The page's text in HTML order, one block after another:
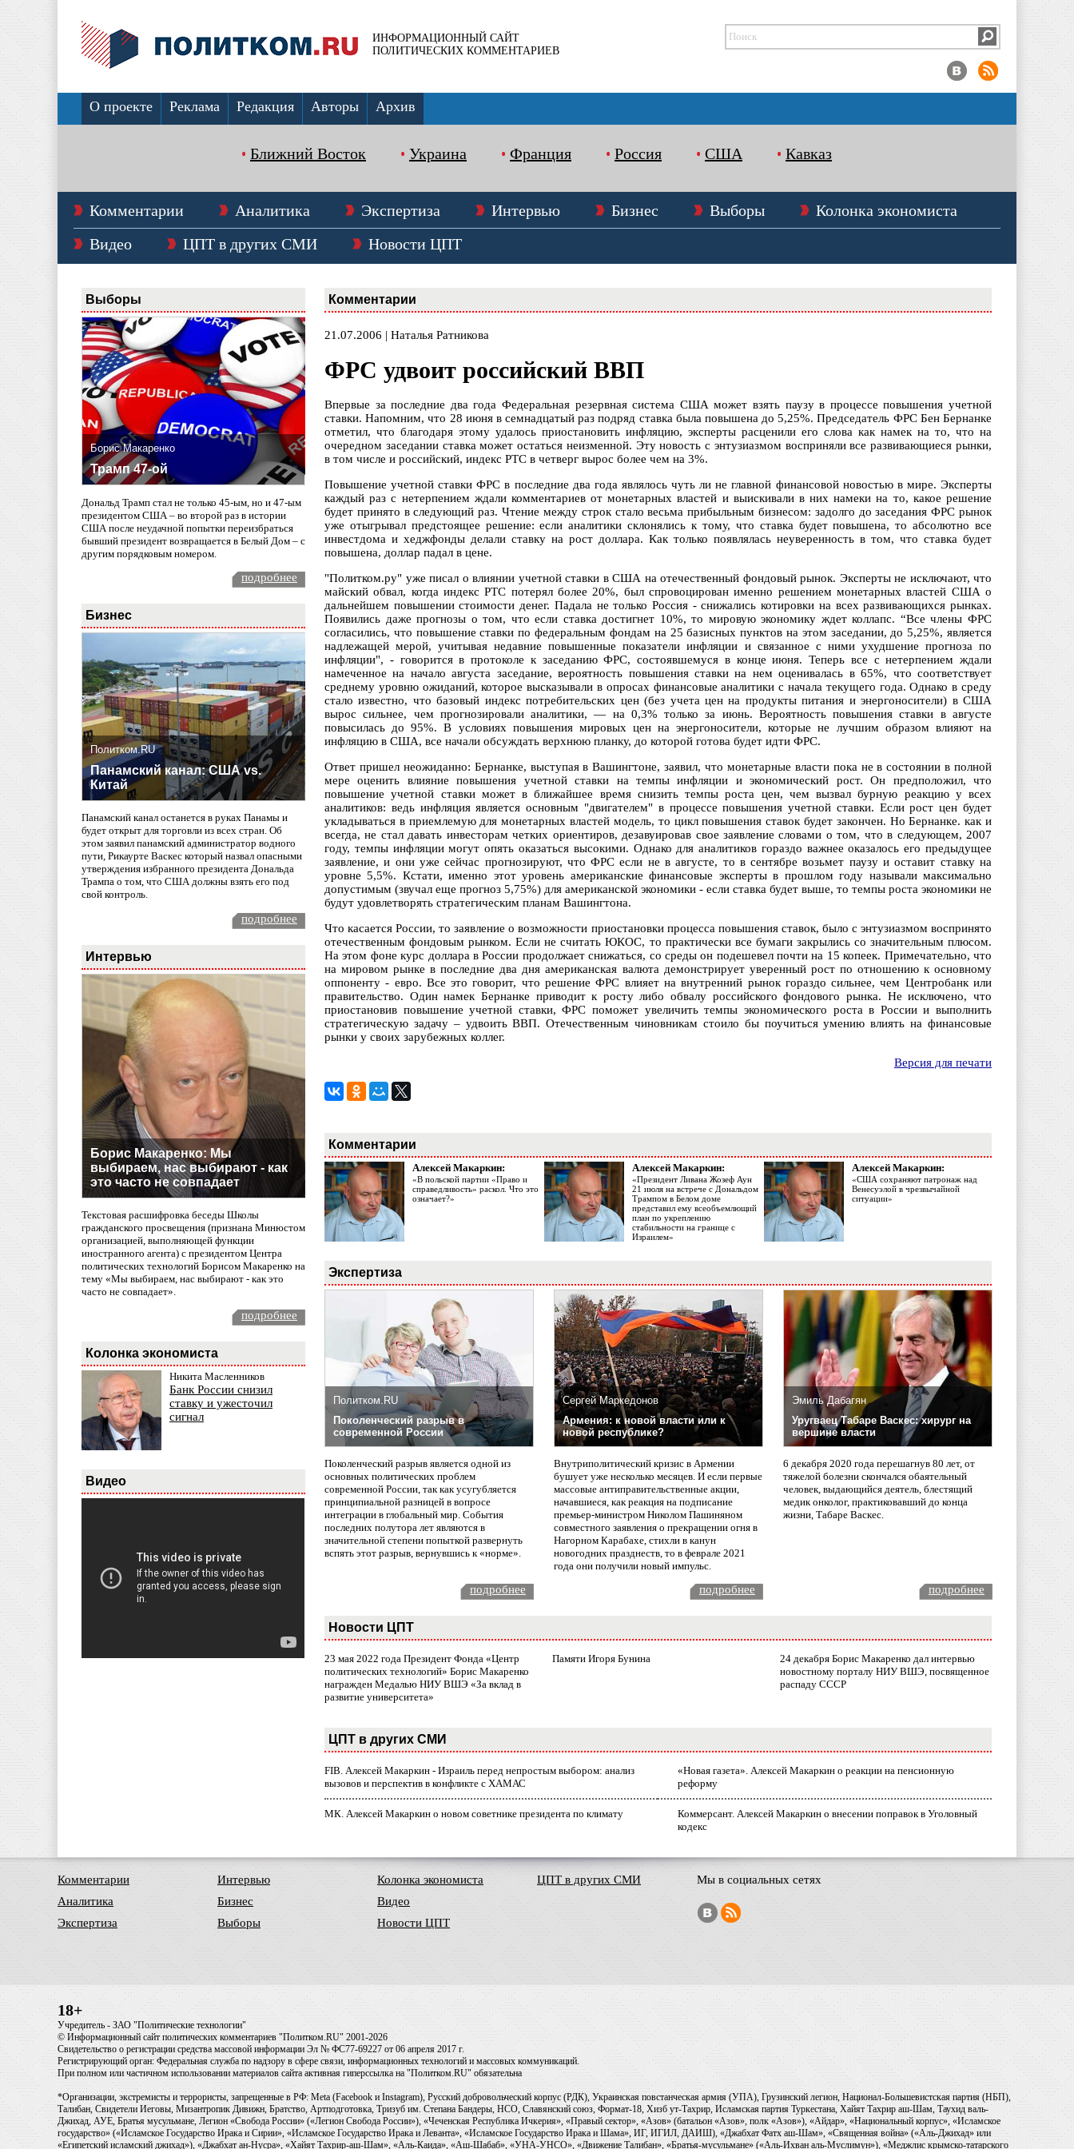
ИНФОРМАЦИОННЫЙ САЙТ
ПОЛИТИЧЕСКИХ КОММЕНТАРИЕВ
О проекте Реклама Редакция Авторы Архив
Ближний Восток Украина Франция Россия США Кавказ
Комментарии Аналитика Экспертиза Интервью Бизнес Выборы
Колонка экономиста
Видео
ЦПТ в других СМИ Новости ЦПТ
Выборы
Борис Макаренко
Трамп 47-ой
Дональд Трамп стал не только 45-ым, но и 47-ым
президентом США – во второй раз в истории
США после неудачной попытки переизбраться
бывший президент возвращается в Белый Дом – с
другим порядковым номером.
подробнее
Бизнес
Политком.RU
Панамский канал: США vs.
Китай
Панамский канал останется в руках Панамы и
будет открыт для торговли из всех стран. Об
этом заявил панамский администратор водного
пути, Рикаурте Васкес который назвал опасными
утверждения избранного президента Дональда
Трампа о том, что США должны взять его под
свой контроль.
подробнее
Интервью
Борис Макаренко: Мы
выбираем, нас выбирают - как
это часто не совпадает
Текстовая расшифровка беседы Школы
гражданского просвещения (признана Минюстом
организацией, выполняющей функции
иностранного агента) с президентом Центра
политических технологий Борисом Макаренко на
тему «Мы выбираем, нас выбирают - как это
часто не совпадает».
подробнее
Колонка экономиста
Никита Масленников
Банк России снизил
ставку и ужесточил
сигнал
Видео
Комментарии
21.07.2006 | Наталья Ратникова
ФРС удвоит российский ВВП
Впервые за последние два года Федеральная резервная система США может взять паузу в процессе повышения учетной
ставки. Напомним, что 28 июня в семнадцатый раз подряд ставка была повышена до 5,25%. Председатель ФРС Бен Бернанке
отметил, что благодаря этому удалось приостановить инфляцию, эксперты расценили его слова как намек на то, что на
очередном заседании ставка может остаться неизменной. Эту новость с энтузиазмом восприняли все развивающиеся рынки,
в том числе и российский, индекс РТС в четверг вырос более чем на 3%.
Повышение учетной ставки ФРС в последние два года являлось чуть ли не главной финансовой новостью в мире. Эксперты
каждый раз с нетерпением ждали комментариев от монетарных властей и выискивали в них намеки на то, какое решение
будет принято в следующий раз. Чтение между строк стало весьма прибыльным бизнесом: задолго до заседания ФРС рынок
уже отыгрывал предстоящее решение: если аналитики склонялись к тому, что ставка будет повышена, то абсолютно все
инвестдома и хеджфонды делали ставку на рост доллара. Как только появлялась неуверенность в том, что ставка будет
повышена, доллар падал в цене.
"Политком.ру" уже писал о влиянии учетной ставки в США на отечественный фондовый рынок. Эксперты не исключают, что
майский обвал, когда индекс РТС потерял более 20%, был спровоцирован именно решением монетарных властей США о
дальнейшем повышении стоимости денег. Падала не только Россия - снижались котировки на всех развивающихся рынках.
Появились даже прогнозы о том, что если ставка достигнет 10%, то мировую экономику ждет коллапс. “Все члены ФРС
согласились, что повышение ставки по федеральным фондам на 25 базисных пунктов на этом заседании, до 5,25%, является
надлежащей мерой, учитывая недавние повышенные показатели инфляции и связанное с ними ухудшение прогноза по
инфляции", - говорится в протоколе к заседанию ФРС, состоявшемуся в конце июня. Теперь все с нетерпением ждали
намеченное на начало августа заседание, вероятность повышения ставки на нем оценивалась в 65%, что соответствует
среднему уровню ожиданий, которое высказывали в опросах финансовые аналитики с начала текущего года. Однако в среду
стало известно, что базовый индекс потребительских цен (без учета цен на продукты питания и энергоносители) в США
вырос сильнее, чем прогнозировали аналитики, — на 0,3% только за июнь. Вероятность повышения ставки в августе
повысилась до 95%. В условиях повышения мировых цен на энергоносители, которые не лучшим образом влияют на
инфляцию в США, все начали обсуждать верхнюю планку, до которой готова будет идти ФРС.
Ответ пришел неожиданно: Бернанке, выступая в Вашингтоне, заявил, что монетарные власти пока не в состоянии в полной
мере оценить влияние повышения учетной ставки на темпы инфляции и экономический рост. Он предположил, что
повышение учетной ставки может в ближайшее время снизить темпы роста цен, чем вызвал бурную реакцию у всех
аналитиков: ведь инфляция является основным "двигателем" в процессе повышения учетной ставки. Если рост цен будет
укладываться в приемлемую для монетарных властей модель, то цикл повышения ставок будет закончен. Но Бернанке. как и
всегда, не стал давать инвесторам четких ориентиров, дезавуировав свое заявление словами о том, что в следующем, 2007
году, темпы инфляции могут опять оказаться высокими. Однако для аналитиков гораздо важнее оказалось его предыдущее
заявление, и они уже сейчас прогнозируют, что ФРС если не в августе, то в сентябре возьмет паузу и оставит ставку на
уровне 5,5%. Кстати, именно этот уровень американские финансовые эксперты в прошлом году называли максимально
допустимым (звучал еще прогноз 5,75%) для американской экономики - если ставка будет выше, то темпы роста экономики не
будут удовлетворять стратегическим планам Вашингтона.
Что касается России, то заявление о возможности приостановки процесса повышения ставок, было с энтузиазмом воспринято
отечественным фондовым рынком. Если не считать ЮКОС, то практически все бумаги закрылись со значительным плюсом.
На этом фоне курс доллара в России продолжает снижаться, со среды он подешевел почти на 15 копеек. Примечательно, что
на мировом рынке в последние два дня американская валюта демонстрирует уверенный рост по отношению к основному
оппоненту - евро. Все это говорит, что решение ФРС влияет на внутренний рынок гораздо сильнее, чем Центробанк или
правительство. Один намек Бернанке приводит к росту либо обвалу российского фондового рынка. Не исключено, что
приостановив повышение учетной ставки, ФРС поможет увеличить темпы экономического роста в России и выполнить
стратегическую задачу – удвоить ВВП. Отечественным чиновникам стоило бы поучиться умению влиять на финансовые
рынки у своих зарубежных коллег.
Версия для печати
Комментарии
Алексей Макаркин:
«В польской партии «Право и
справедливость» раскол. Что это
означает?»
Алексей Макаркин:
«Президент Ливана Жозеф Аун
21 июля на встрече с Дональдом
Трампом в Белом доме
представил ему всеобъемлющий
план по укреплению
стабильности на границе с
Израилем»
Алексей Макаркин:
«США сохраняют патронаж над
Венесуэлой в чрезвычайной
ситуации»
Экспертиза
Политком.RU
Поколенческий разрыв в
современной России
Поколенческий разрыв является одной из
основных политических проблем
современной России, так как усугубляется
принципиальной разницей в вопросе
интеграции в глобальный мир. События
последних полутора лет являются в
значительной степени попыткой развернуть
вспять этот разрыв, вернувшись к «норме».
Сергей Маркедонов
Армения: к новой власти или к
новой республике?
Внутриполитический кризис в Армении
бушует уже несколько месяцев. И если первые
массовые антиправительственные акции,
начавшиеся, как реакция на подписание
премьер-министром Николом Пашиняном
совместного заявления о прекращении огня в
Нагорном Карабахе, стихли в канун
новогодних празднеств, то в феврале 2021
года они получили новый импульс.
Эмиль Дабагян
Уругваец Табаре Васкес: хирург на
вершине власти
6 декабря 2020 года перешагнув 80 лет, от
тяжелой болезни скончался обаятельный
человек, выдающийся деятель, блестящий
медик онколог, практиковавший до конца
жизни, Табаре Васкес.
подробнее подробнее подробнее
Новости ЦПТ
23 мая 2022 года Президент Фонда «Центр
политических технологий» Борис Макаренко
награжден Медалью НИУ ВШЭ «За вклад в
развитие университета»
Памяти Игоря Бунина
24 декабря Борис Макаренко дал интервью
новостному порталу НИУ ВШЭ, посвященное
распаду СССР
ЦПТ в других СМИ
FIB. Алексей Макаркин - Израиль перед непростым выбором: анализ
вызовов и перспектив в конфликте с ХАМАС
«Новая газета». Алексей Макаркин о реакции на пенсионную
реформу
МК. Алексей Макаркин о новом советнике президента по климату
Коммерсант. Алексей Макаркин о внесении поправок в Уголовный
кодекс
Комментарии
Аналитика
Экспертиза
Интервью
Бизнес
Выборы
Колонка экономиста
Видео
Новости ЦПТ
ЦПТ в других СМИ Мы в социальных сетях
18+
Учредитель - ЗАО "Политические технологии"
© Информационный сайт политических комментариев "Политком.RU" 2001-2026
Свидетельство о регистрации средства массовой информации Эл № ФС77-69227 от 06 апреля 2017 г.
Регистрирующий орган: Федеральная служба по надзору в сфере связи, информационных технологий и массовых коммуникаций.
При полном или частичном использовании материалов сайта активная гиперссылка на "Политком.RU" обязательна
*Организации, экстремисты и террористы, запрещенные в РФ: Meta (Facebook и Instagram), Русский добровольческий корпус (РДК), Украинская повстанческая армия (УПА), Грузинский легион, Национал-Большевистская партия (НБП),
Талибан, Свидетели Иеговы, Мизантропик Дивижн, Братство, Артподготовка, Тризуб им. Степана Бандеры, НСО, Славянский союз, Формат-18, Хизб ут-Тахрир, Исламская партия Туркестана, Хайят Тахрир аш-Шам, Таухид валь-
Джихад, АУЕ, Братья мусульмане, Легион «Свобода России» («Легион Свобода России»), «Чеченская Республика Ичкерия», «Правый сектор», «Азов» (батальон «Азов», полк «Азов»), «Айдар», «Национальный корпус», «Исламское
государство» («Исламское Государство Ирака и Сирии», «Исламское Государство Ирака и Леванта», «Исламское Государство Ирака и Шама», ИГ, ИГИЛ, ДАИШ), «Джабхат Фатх аш-Шам», «Священная война» («Аль-Джихад» или
«Египетский исламский джихад»), «Джабхат ан-Нусра», «Хайят Тахрир-аш-Шам», «Аль-Каида», «Аш-Шабаб», «УНА-УНСО», «Движение Талибан», «Братья-мусульмане» («Аль-Ихван аль-Муслимун»), «Меджлис крымско-татарского